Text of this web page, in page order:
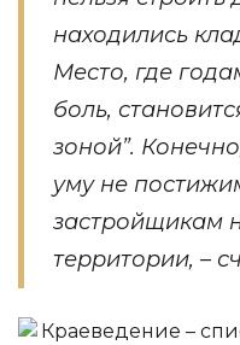
находились
Место, где
боль,
зоной”.
уму не
застройщикам
территории, –